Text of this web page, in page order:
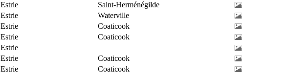
Estrie
Saint-Herménégilde
Estrie
Waterville
Estrie
Coaticook
Estrie
Coaticook
Estrie
Estrie
Coaticook
Estrie
Coaticook